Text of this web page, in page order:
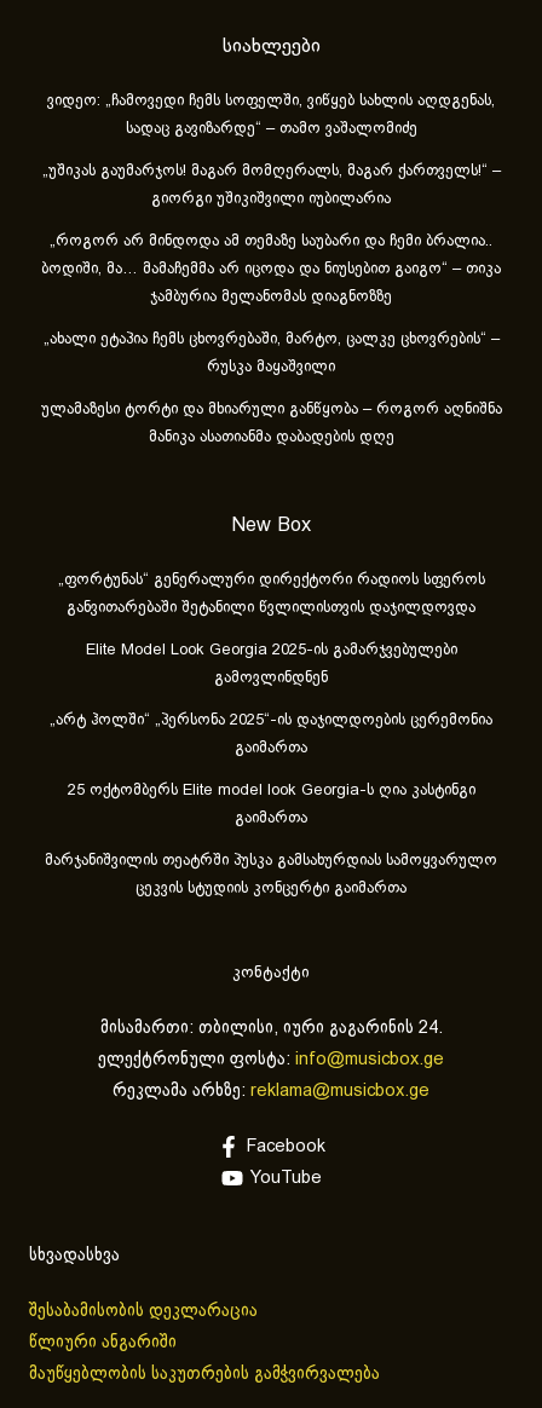
სიახლეები
ვიდეო: „ჩამოვედი ჩემს სოფელში, ვიწყებ სახლის აღდგენას,
სადაც გავიზარდე“ – თამო ვაშალომიძე
„უშიკას გაუმარჯოს! მაგარ მომღერალს, მაგარ ქართველს!“ –
გიორგი უშიკიშვილი იუბილარია
„როგორ არ მინდოდა ამ თემაზე საუბარი და ჩემი ბრალია..
ბოდიში, მა… მამაჩემმა არ იცოდა და ნიუსებით გაიგო“ – თიკა
ჯამბურია მელანომას დიაგნოზზე
„ახა­ლი ეტა­პია ჩემს ცხოვ­რე­ბა­ში, მარ­ტო, ცალ­კე ცხოვ­რე­ბის“ –
რუსკა მაყაშვილი
ულამაზესი ტორტი და მხიარული განწყობა – როგორ აღნიშნა
მანიკა ასათიანმა დაბადების დღე
New Box
„ფორტუნას“ გენერალური დირექტორი რადიოს სფეროს
განვითარებაში შეტანილი წვლილისთვის დაჯილდოვდა
Elite Model Look Georgia 2025-ის გამარჯვებულები
გამოვლინდნენ
„არტ ჰოლში“ „პერსონა 2025“-ის დაჯილდოების ცერემონია
გაიმართა
25 ოქტომბერს Elite model look Georgia-ს ღია კასტინგი
გაიმართა
მარჯანიშვილის თეატრში პუსკა გამსახურდიას სამოყვარულო
ცეკვის სტუდიის კონცერტი გაიმართა
კონტაქტი
მისამართი: თბილისი, იური გაგარინის 24.
ელექტრონული ფოსტა: info@musicbox.ge
რეკლამა არხზე: reklama@musicbox.ge
Facebook
YouTube
სხვადასხვა
შესაბამისობის დეკლარაცია
წლიური ანგარიში
მაუწყებლობის საკუთრების გამჭვირვალება